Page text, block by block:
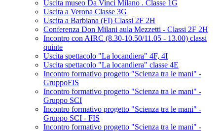
Uscita museo Da Vinci Milano . Classe 1G
Uscita a Verona Classe 3G
Uscita a Barbiana (FI) Classi 2F 2H
Conferenza Don Milani aula Mezzetti - Classi 2F 2H
Incontro con AIRC (8.30-10.50/11.05 - 13.00) classi
quinte
Uscita spettacolo "La locandiera" 4F, 4I
Uscita spettacolo "La locandiera" classe 4E
Incontro formativo progetto "Scienza tra le mani" -
GruppoFIS
Incontro formativo progetto "Scienza tra le mani" -
Gruppo SCI
Incontro formativo progetto "Scienza tra le mani" -
Gruppo SCI - FIS
Incontro formativo progetto "Scienza tra le mani" -